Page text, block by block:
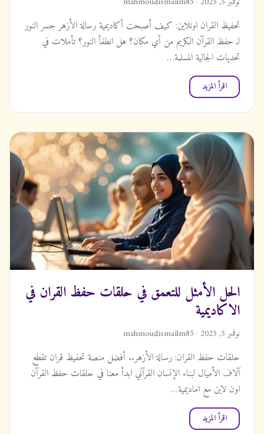
تحفيظ القران اونلاين: كيف أصبحت أكاديمية رسالة الأزهر جسر النور
لـ حفظ القرآن الكريم من أي مكان؟ هل انطفأ النور؟ تأملات في
تحديات الجالية المسلمة…
اقرأ المزيد
الحل الأمثل للتعمق في حلقات حفظ القران في
الاكاديمية
نوفمبر 5, 2025 · mahmoudismailm85
حلقات حفظ القران: رسالة الأزهر.. أفضل منصة تحفيظ قران تقطع
آلاف الأميال لبناء الإنسان القرآني ابدأ معنا في حلقات حفظ القرآن
اون لاين مع اماديمية…
اقرأ المزيد